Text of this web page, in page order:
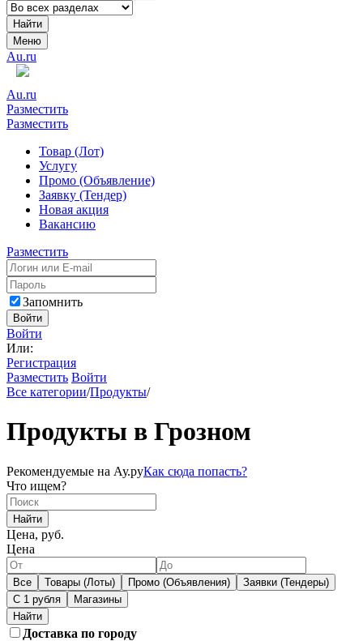
Найти
Меню
Au.ru
Au.ru
Разместить
Разместить
Товар (Лот)
Услугу
Промо (Объявление)
Заявку (Тендер)
Новая акция
Вакансию
Разместить
Запомнить
Войти
Войти
Или:
Регистрация
Разместить Войти
Все категории/Продукты/
Продукты в Грозном
Рекомендуемые на Ау.руКак сюда попасть?
Что ищем?
Найти
Цена, руб.
Цена
Все Товары (Лоты) Промо (Объявления)
Заявки (Тендеры)
С 1 рубля
Магазины
Доставка по городу